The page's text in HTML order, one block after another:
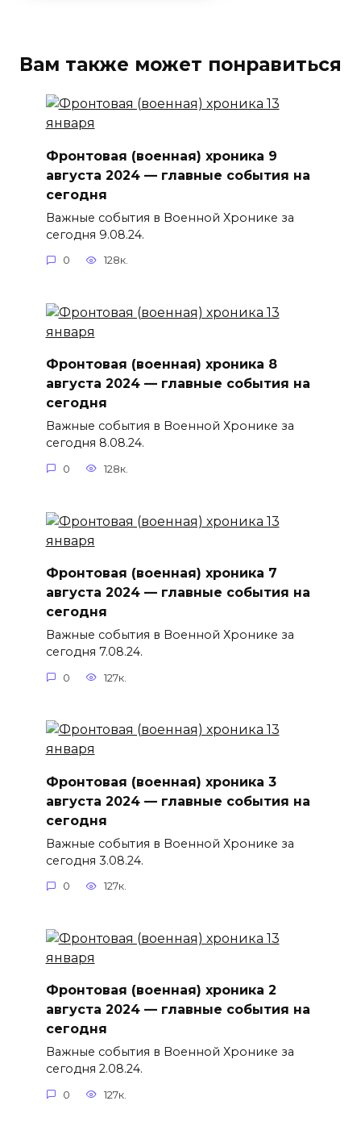
Вам также может понравиться
Фронтовая (военная) хроника 9
августа 2024 — главные события на
сегодня
Важные события в Военной Хронике за
сегодня 9.08.24.
0 128к.
Фронтовая (военная) хроника 8
августа 2024 — главные события на
сегодня
Важные события в Военной Хронике за
сегодня 8.08.24.
0 128к.
Фронтовая (военная) хроника 7
августа 2024 — главные события на
сегодня
Важные события в Военной Хронике за
сегодня 7.08.24.
0 127к.
Фронтовая (военная) хроника 3
августа 2024 — главные события на
сегодня
Важные события в Военной Хронике за
сегодня 3.08.24.
0 127к.
Фронтовая (военная) хроника 2
августа 2024 — главные события на
сегодня
Важные события в Военной Хронике за
сегодня 2.08.24.
0 127к.